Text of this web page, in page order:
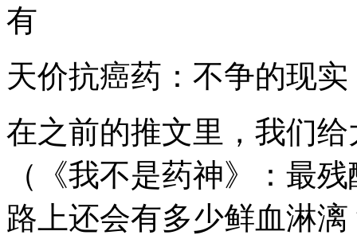
有
天价抗癌药：不争的现实
在之前的推文里，我们
（《我不是药神》：最
路上还会有多少鲜血淋漓